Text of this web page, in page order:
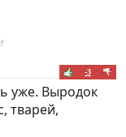
-3
уже. Выродок
тварей,